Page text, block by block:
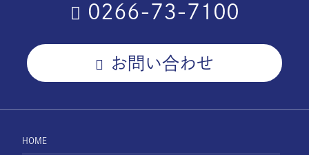
0266-73-7100
お問い合わせ
HOME